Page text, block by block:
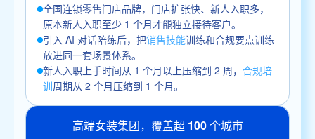
全国连锁零售门店品牌，门店扩张快、新人入职多，
原本新人入职至少 1 个月才能独立接待客户。
引入 AI 对话陪练后，把销售技能训练和合规要点训练
放进同一套场景体系。
新人入职上手时间从 1 个月以上压缩到 2 周， 合规培
训周期从 2 个月压缩到 1 个月。
高端女装集团，覆盖超 100 个城市